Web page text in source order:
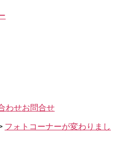
お問合せ
フォトコーナーが変わりまし